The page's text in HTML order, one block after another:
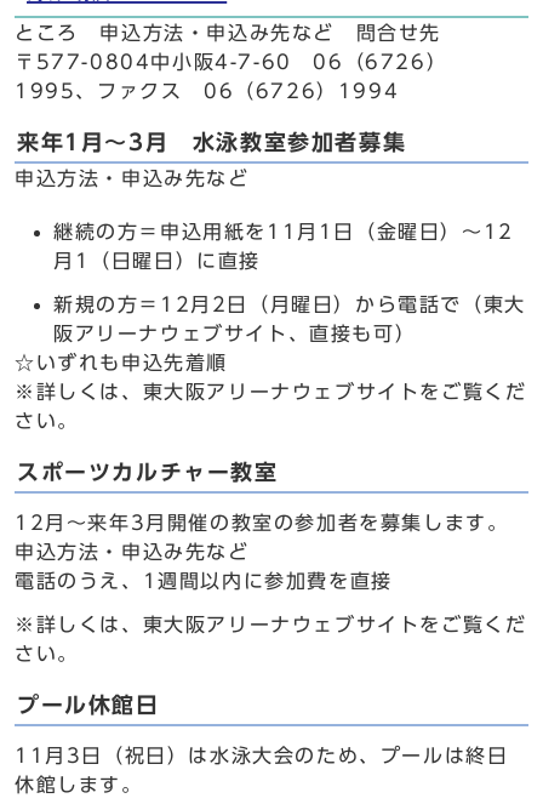
ところ 申込方法・申込み先など 問合せ先
〒577-0804中小阪4-7-60 06（6726）
1995、ファクス 06（6726）1994
来年1月～3月 水泳教室参加者募集
申込方法・申込み先など
継続の方＝申込用紙を11月1日（金曜日）～12
月1（日曜日）に直接
新規の方＝12月2日（月曜日）から電話で（東大
阪アリーナウェブサイト、直接も可）
☆いずれも申込先着順
※詳しくは、東大阪アリーナウェブサイトをご覧くだ
さい。
スポーツカルチャー教室
12月～来年3月開催の教室の参加者を募集します。
申込方法・申込み先など
電話のうえ、1週間以内に参加費を直接
※詳しくは、東大阪アリーナウェブサイトをご覧くだ
さい。
プール休館日
11月3日（祝日）は水泳大会のため、プールは終日
休館します。